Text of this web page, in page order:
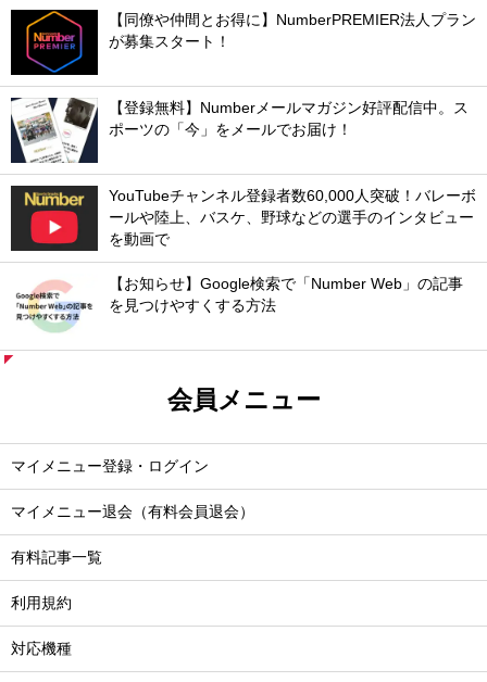
【同僚や仲間とお得に】NumberPREMIER法人プラン
が募集スタート！
【登録無料】Numberメールマガジン好評配信中。ス
ポーツの「今」をメールでお届け！
YouTubeチャンネル登録者数60,000人突破！バレーボ
ールや陸上、バスケ、野球などの選手のインタビュー
を動画で
【お知らせ】Google検索で「Number Web」の記事
を見つけやすくする方法
会員メニュー
マイメニュー登録・ログイン
マイメニュー退会（有料会員退会）
有料記事一覧
利用規約
対応機種